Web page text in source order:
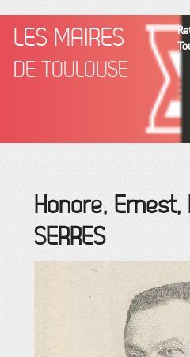
LES MAIRES
DE TOULOUSE
Honoré, Ernest,
SERRES